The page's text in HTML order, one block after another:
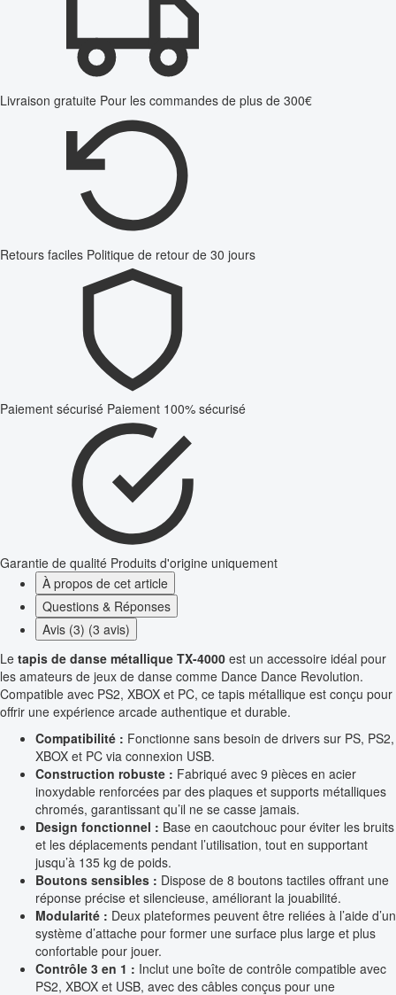
Livraison gratuite Pour les commandes de plus de 300€
Retours faciles Politique de retour de 30 jours
Paiement sécurisé Paiement 100% sécurisé
Garantie de qualité Produits d'origine uniquement
À propos de cet article
Questions & Réponses
Avis (3) (3 avis)
Le tapis de danse métallique TX-4000 est un accessoire idéal pour
les amateurs de jeux de danse comme Dance Dance Revolution.
Compatible avec PS2, XBOX et PC, ce tapis métallique est conçu pour
offrir une expérience arcade authentique et durable.
Compatibilité : Fonctionne sans besoin de drivers sur PS, PS2,
XBOX et PC via connexion USB.
Construction robuste : Fabriqué avec 9 pièces en acier
inoxydable renforcées par des plaques et supports métalliques
chromés, garantissant qu’il ne se casse jamais.
Design fonctionnel : Base en caoutchouc pour éviter les bruits
et les déplacements pendant l’utilisation, tout en supportant
jusqu’à 135 kg de poids.
Boutons sensibles : Dispose de 8 boutons tactiles offrant une
réponse précise et silencieuse, améliorant la jouabilité.
Modularité : Deux plateformes peuvent être reliées à l’aide d’un
système d’attache pour former une surface plus large et plus
confortable pour jouer.
Contrôle 3 en 1 : Inclut une boîte de contrôle compatible avec
PS2, XBOX et USB, avec des câbles conçus pour une